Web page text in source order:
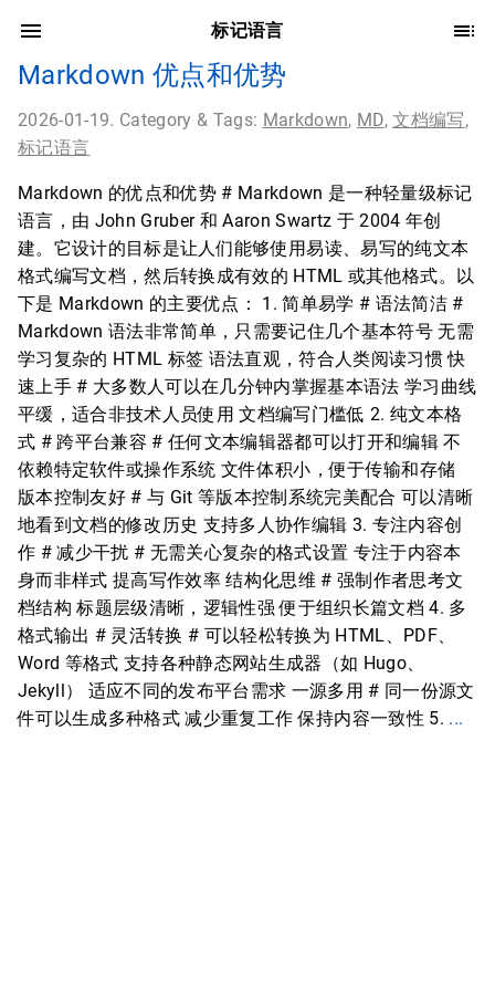
标记语言
Markdown 优点和优势
2026-01-19. Category & Tags: Markdown, MD,文档编写,
标记语言
Markdown 的优点和优势 # Markdown 是一种轻量级标记
语言，由 John Gruber 和 Aaron Swartz 于 2004 年创
建。它设计的目标是让人们能够使用易读、易写的纯文本
格式编写文档，然后转换成有效的 HTML 或其他格式。以
下是 Markdown 的主要优点： 1. 简单易学 # 语法简洁 #
Markdown 语法非常简单，只需要记住几个基本符号 无需
学习复杂的 HTML 标签 语法直观，符合人类阅读习惯 快
速上手 # 大多数人可以在几分钟内掌握基本语法 学习曲线
平缓，适合非技术人员使用 文档编写门槛低 2. 纯文本格
式 # 跨平台兼容 # 任何文本编辑器都可以打开和编辑 不
依赖特定软件或操作系统 文件体积小，便于传输和存储
版本控制友好 # 与 Git 等版本控制系统完美配合 可以清晰
地看到文档的修改历史 支持多人协作编辑 3. 专注内容创
作 # 减少干扰 # 无需关心复杂的格式设置 专注于内容本
身而非样式 提高写作效率 结构化思维 # 强制作者思考文
档结构 标题层级清晰，逻辑性强 便于组织长篇文档 4. 多
格式输出 # 灵活转换 # 可以轻松转换为 HTML、PDF、
Word 等格式 支持各种静态网站生成器（如 Hugo、
Jekyll） 适应不同的发布平台需求 一源多用 # 同一份源文
件可以生成多种格式 减少重复工作 保持内容一致性 5. ...